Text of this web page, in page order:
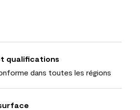
qualifications
dans toutes les régions